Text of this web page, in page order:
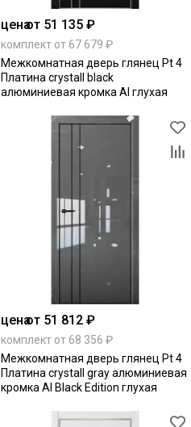
ценаот 51 135 ₽
комплект от 67 679 ₽
Межкомнатная дверь глянец Pt 4
Платина crystall black
алюминиевая кромка Al глухая
ценаот 51 812 ₽
комплект от 68 356 ₽
Межкомнатная дверь глянец Pt 4
Платина crystall gray алюминиевая
кромка Al Black Edition глухая